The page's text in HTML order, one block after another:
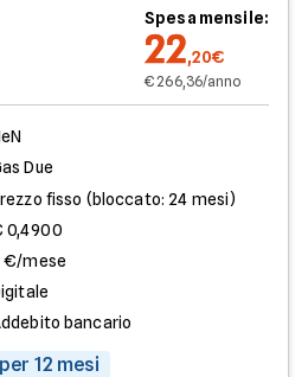
Spesa mensile:
22,20€
€ 266,36/anno
Due
fisso (bloccato: 24 mesi)
0,4900
€/mese
bancario
12 mesi